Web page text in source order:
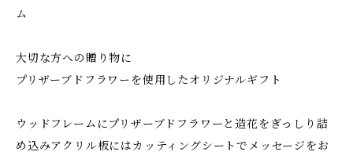
ム
大切な方への贈り物に
プリザーブドフラワーを使用したオリジナルギフト
ウッドフレームにプリザーブドフラワーと造花をぎっしり詰
め込みアクリル板にはカッティングシートでメッセージをお